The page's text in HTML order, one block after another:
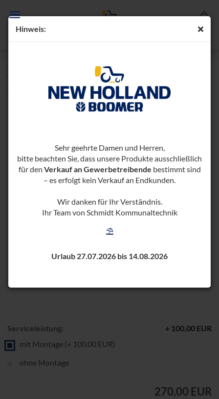
Hin­weis:
Sehr geehrte Damen und Herren,
bitte beachten Sie, dass unsere Produkte ausschließlich
für den Verkauf an Gewerbetreibende bestimmt sind
– es erfolgt kein Verkauf an Endkunden.
Wir danken für Ihr Verständnis.
Ihr Team von Schmidt Kommunaltechnik
⛱️
Urlaub 27.07.2026 bis 14.08.2026
JOY­STICK FÜR HY­DRAU­LI­SCHES UM­SCHALT­VEN­
TIL
1000063-​1000380)
Serviceleistung:
+ 100,00 EUR
mit Montage (+ 100,00 EUR)
ohne Montage
270,00 EUR